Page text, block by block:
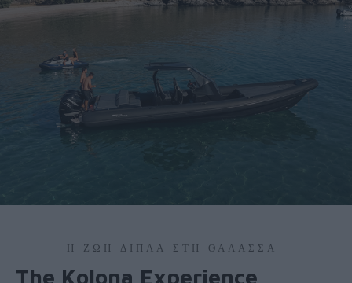
Η ΖΩΉ ΔΊΠΛΑ ΣΤΗ ΘΆΛΑΣΣΑ
The Kolona Experience